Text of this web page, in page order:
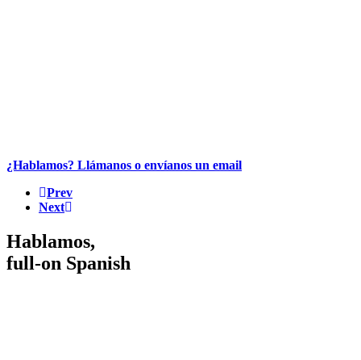
¿Hablamos? Llámanos o envíanos un email
Prev
Next
Hablamos,
full-on Spanish